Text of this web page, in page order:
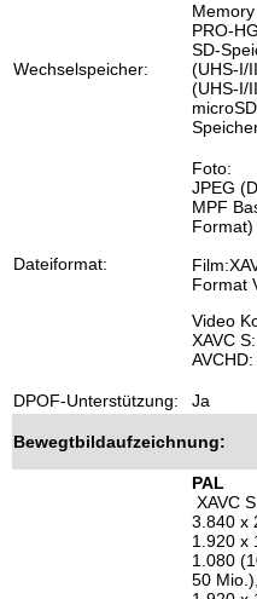
Wechselspeicher:
PRO-
SD-
(UHS-I/
(UHS-I/
Dateiformat:
Foto:
JPEG
MPF
Format)
Format
Video
XAVC
DPOF-Unterstützung: Ja
Bewegtbildaufzeichnung:
PAL
XAVC
3.840 x
1.920 x
1.080
50